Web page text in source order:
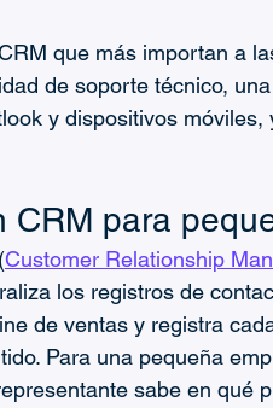
que más importan a
de soporte técnico,
y dispositivos
CRM para
Customer Relationship
los registros de
de ventas y registra
Para una pequeña
sabe en qué